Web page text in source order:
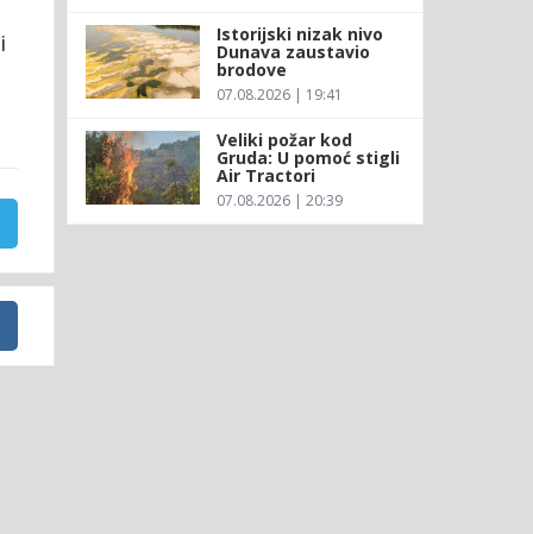
Istorijski nizak nivo
Dunava zaustavio
brodove
07.08.2026 | 19:41
Veliki požar kod
Gruda: U pomoć stigli
Air Tractori
07.08.2026 | 20:39